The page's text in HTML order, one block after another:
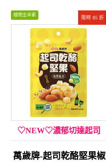
限時 85 折
植物五辛素
♡NEW♡濃郁切達起司
萬歲牌-起司乾酪堅果椒